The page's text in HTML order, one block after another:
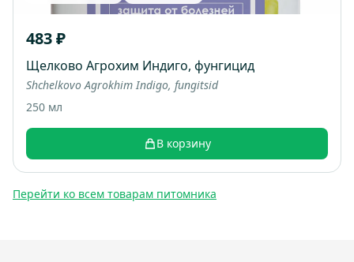
483 ₽
Щелково Агрохим Индиго, фунгицид
Shchelkovo Agrokhim Indigo, fungitsid
250 мл
В корзину
Перейти ко всем товарам питомника